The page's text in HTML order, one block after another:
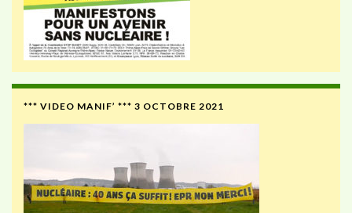
*** VIDEO MANIF’ *** 3 OCTOBRE 2021